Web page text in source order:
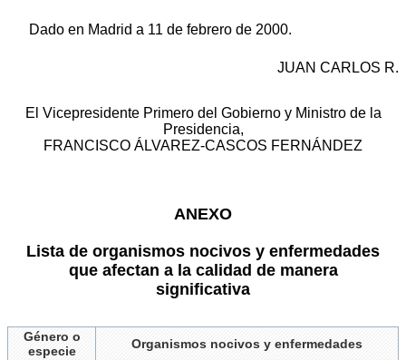
Dado en Madrid a 11 de febrero de 2000.
JUAN CARLOS R.
El Vicepresidente Primero del Gobierno y Ministro de la
Presidencia,
FRANCISCO ÁLVAREZ-CASCOS FERNÁNDEZ
ANEXO
Lista de organismos nocivos y enfermedades
que afectan a la calidad de manera
significativa
Género o
especie
Organismos nocivos y enfermedades